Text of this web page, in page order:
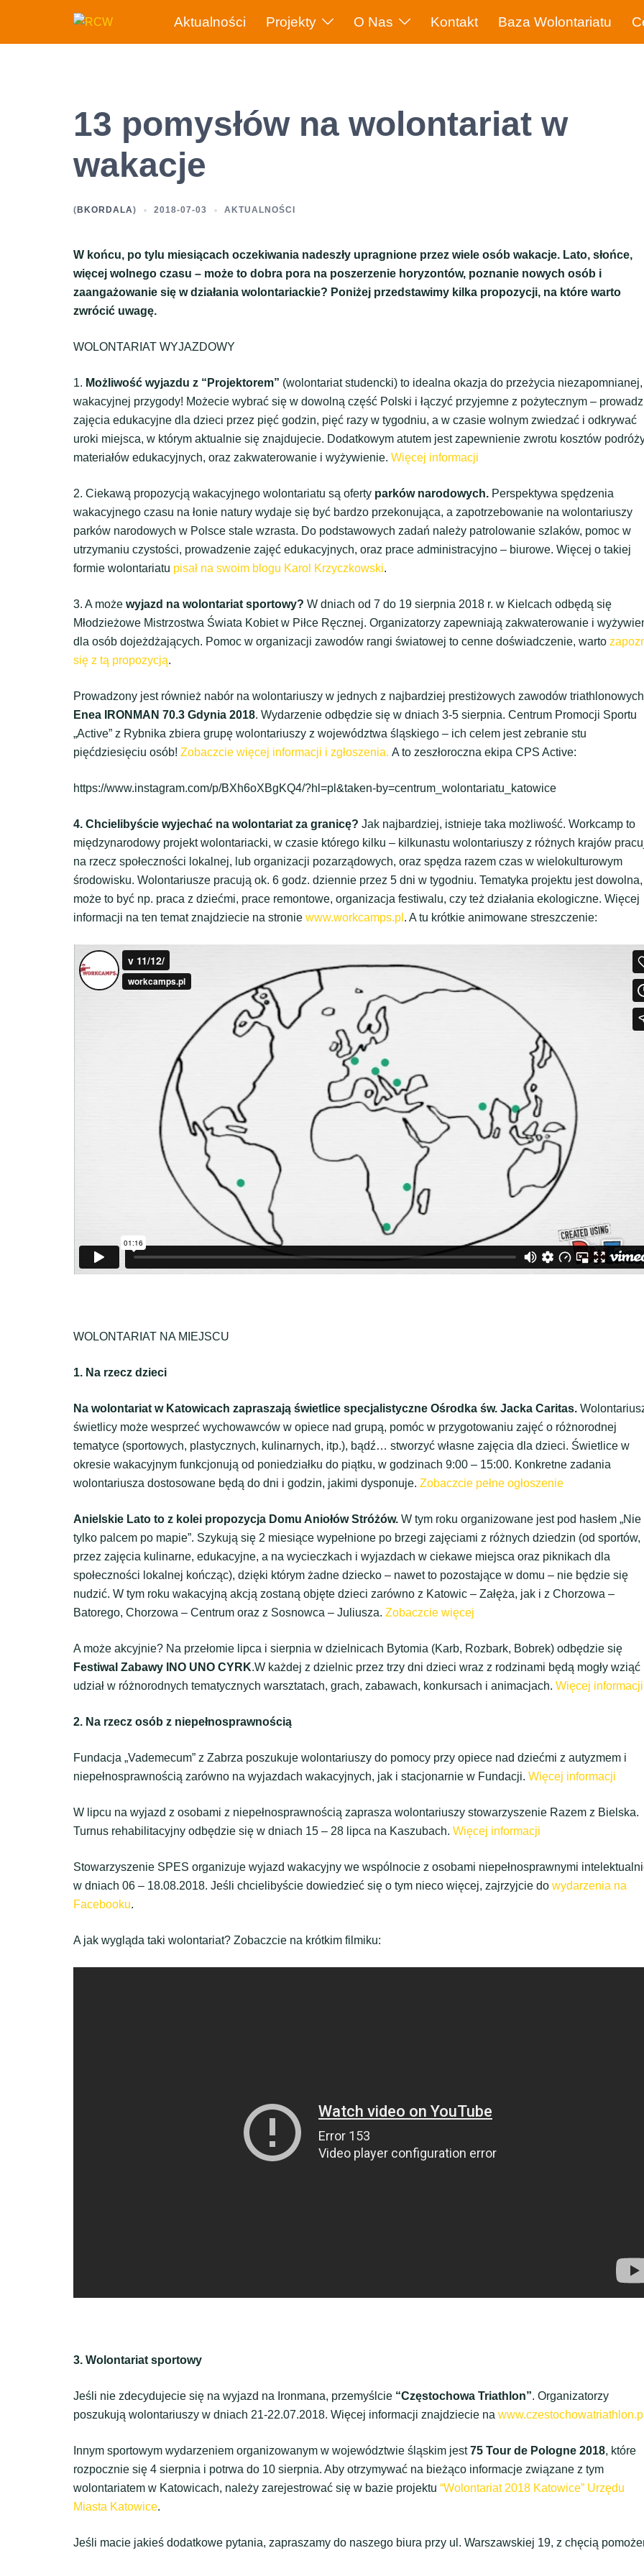
treści
Aktualności Projekty O Nas Kontakt Baza Wolontariatu
13 pomysłów na wolontariat w
wakacje
( BKORDALA) 2018-07-03 AKTUALNOŚCI
W końcu, po tylu miesiącach oczekiwania nadeszły upragnione przez wiele osób wakacje. Lato, słońce,
więcej wolnego czasu – może to dobra pora na poszerzenie horyzontów, poznanie nowych osób i
zaangażowanie się w działania wolontariackie? Poniżej przedstawimy kilka propozycji, na które warto
zwrócić uwagę.
WOLONTARIAT WYJAZDOWY
1. Możliwość wyjazdu z “Projektorem” (wolontariat studencki) to idealna okazja do przeżycia niezapomnianej,
wakacyjnej przygody! Możecie wybrać się w dowolną część Polski i łączyć przyjemne z pożytecznym –
zajęcia edukacyjne dla dzieci przez pięć godzin, pięć razy w tygodniu, a w czasie wolnym zwiedzać i odkrywać
uroki miejsca, w którym aktualnie się znajdujecie. Dodatkowym atutem jest zapewnienie zwrotu kosztów
materiałów edukacyjnych, oraz zakwaterowanie i wyżywienie. Więcej informacji
2. Ciekawą propozycją wakacyjnego wolontariatu są oferty parków narodowych. Perspektywa spędzenia
wakacyjnego czasu na łonie natury wydaje się być bardzo przekonująca, a zapotrzebowanie na wolontariuszy
parków narodowych w Polsce stale wzrasta. Do podstawowych zadań należy patrolowanie szlaków, pomoc w
utrzymaniu czystości, prowadzenie zajęć edukacyjnych, oraz prace administracyjno – biurowe. Więcej o takiej
formie wolontariatu pisał na swoim blogu Karol Krzyczkowski.
3. A może wyjazd na wolontariat sportowy? W dniach od 7 do 19 sierpnia 2018 r. w Kielcach odbędą się
Młodzieżowe Mistrzostwa Świata Kobiet w Piłce Ręcznej. Organizatorzy zapewniają zakwaterowanie i
dla osób dojeżdżających. Pomoc w organizacji zawodów rangi światowej to cenne doświadczenie, warto
się z tą propozycją.
Prowadzony jest również nabór na wolontariuszy w jednych z najbardziej prestiżowych zawodów triathlonowych
Enea IRONMAN 70.3 Gdynia 2018. Wydarzenie odbędzie się w dniach 3-5 sierpnia. Centrum Promocji Sportu
„Active” z Rybnika zbiera grupę wolontariuszy z województwa śląskiego – ich celem jest zebranie stu
pięćdziesięciu osób! Zobaczcie więcej informacji i zgłoszenia. A to zeszłoroczna ekipa CPS Active:
https://www.instagram.com/p/BXh6oXBgKQ4/?hl=pl&taken-by=centrum_wolontariatu_katowice
4. Chcielibyście wyjechać na wolontariat za granicę? Jak najbardziej, istnieje taka możliwość. Workcamp to
międzynarodowy projekt wolontariacki, w czasie którego kilku – kilkunastu wolontariuszy z różnych krajów
na rzecz społeczności lokalnej, lub organizacji pozarządowych, oraz spędza razem czas w wielokulturowym
środowisku. Wolontariusze pracują ok. 6 godz. dziennie przez 5 dni w tygodniu. Tematyka projektu jest dowolna,
może to być np. praca z dziećmi, prace remontowe, organizacja festiwalu, czy też działania ekologiczne. Więcej
informacji na ten temat znajdziecie na stronie www.workcamps.pl . A tu krótkie animowane streszczenie:
WOLONTARIAT NA MIEJSCU
1. Na rzecz dzieci
Na wolontariat w Katowicach zapraszają świetlice specjalistyczne Ośrodka św. Jacka Caritas.
świetlicy może wesprzeć wychowawców w opiece nad grupą, pomóc w przygotowaniu zajęć o różnorodnej
tematyce (sportowych, plastycznych, kulinarnych, itp.), bądź… stworzyć własne zajęcia dla dzieci. Świetlice w
okresie wakacyjnym funkcjonują od poniedziałku do piątku, w godzinach 9:00 – 15:00. Konkretne zadania
wolontariusza dostosowane będą do dni i godzin, jakimi dysponuje. Zobaczcie pełne ogłoszenie
Anielskie Lato to z kolei propozycja Domu Aniołów Stróżów. W tym roku organizowane jest pod hasłem „Nie
tylko palcem po mapie”. Szykują się 2 miesiące wypełnione po brzegi zajęciami z różnych dziedzin (od sportów,
przez zajęcia kulinarne, edukacyjne, a na wycieczkach i wyjazdach w ciekawe miejsca oraz piknikach dla
społeczności lokalnej kończąc), dzięki którym żadne dziecko – nawet to pozostające w domu – nie będzie się
nudzić. W tym roku wakacyjną akcją zostaną objęte dzieci zarówno z Katowic – Załęża, jak i z Chorzowa –
Batorego, Chorzowa – Centrum oraz z Sosnowca – Juliusza. Zobaczcie więcej
A może akcyjnie? Na przełomie lipca i sierpnia w dzielnicach Bytomia (Karb, Rozbark, Bobrek) odbędzie się
Festiwal Zabawy INO UNO CYRK.W każdej z dzielnic przez trzy dni dzieci wraz z rodzinami będą mogły wziąć
udział w różnorodnych tematycznych warsztatach, grach, zabawach, konkursach i animacjach. Więcej informacji
2. Na rzecz osób z niepełnosprawnością
Fundacja „Vademecum” z Zabrza poszukuje wolontariuszy do pomocy przy opiece nad dziećmi z autyzmem i
niepełnosprawnością zarówno na wyjazdach wakacyjnych, jak i stacjonarnie w Fundacji. Więcej informacji
W lipcu na wyjazd z osobami z niepełnosprawnością zaprasza wolontariuszy stowarzyszenie Razem z Bielska.
Turnus rehabilitacyjny odbędzie się w dniach 15 – 28 lipca na Kaszubach. Więcej informacji
Stowarzyszenie SPES organizuje wyjazd wakacyjny we wspólnocie z osobami niepełnosprawnymi
w dniach 06 – 18.08.2018. Jeśli chcielibyście dowiedzieć się o tym nieco więcej, zajrzyjcie do wydarzenia na
Facebooku.
A jak wygląda taki wolontariat? Zobaczcie na krótkim filmiku:
3. Wolontariat sportowy
Jeśli nie zdecydujecie się na wyjazd na Ironmana, przemyślcie “Częstochowa Triathlon”. Organizatorzy
poszukują wolontariuszy w dniach 21-22.07.2018. Więcej informacji znajdziecie na
Innym sportowym wydarzeniem organizowanym w województwie śląskim jest75 Tour de Pologne 2018, które
rozpocznie się 4 sierpnia i potrwa do 10 sierpnia. Aby otrzymywać na bieżąco informacje związane z tym
wolontariatem w Katowicach, należy zarejestrować się w bazie projektu “Wolontariat 2018 Katowice” Urzędu
Miasta Katowice.
Jeśli macie jakieś dodatkowe pytania, zapraszamy do naszego biura przy ul. Warszawskiej 19, z chęcią